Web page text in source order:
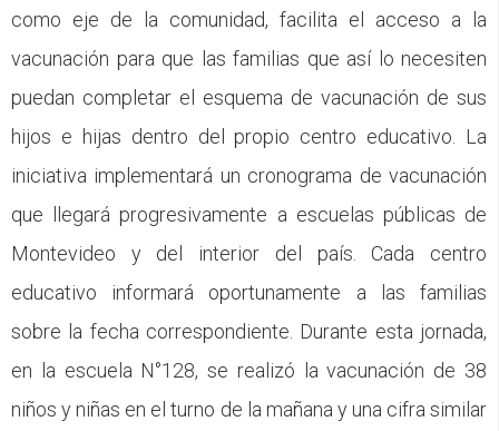
como eje de la comunidad, facilita el acceso a la
vacunación para que las familias que así lo necesiten
puedan completar el esquema de vacunación de sus
hijos e hijas dentro del propio centro educativo. La
iniciativa implementará un cronograma de vacunación
que llegará progresivamente a escuelas públicas de
Montevideo y del interior del país. Cada centro
educativo informará oportunamente a las familias
sobre la fecha correspondiente. Durante esta jornada,
en la escuela N°128, se realizó la vacunación de 38
niños y niñas en el turno de la mañana y una cifra similar